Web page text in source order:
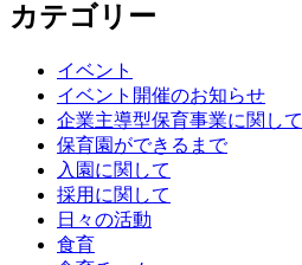
カテゴリー
イベント
イベント開催のお知らせ
企業主導型保育事業に関して
保育園ができるまで
入園に関して
採用に関して
日々の活動
食育